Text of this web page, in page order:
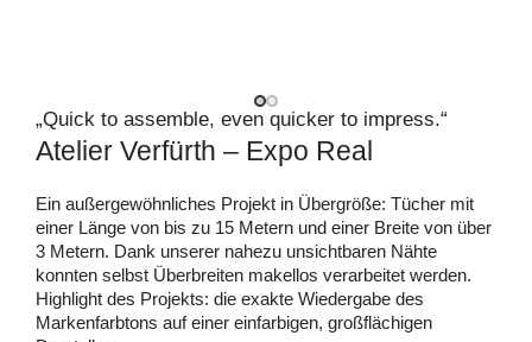
„Quick to assemble, even quicker to impress.“
Atelier Verfürth – Expo Real
Ein außergewöhnliches Projekt in Übergröße: Tücher mit
einer Länge von bis zu 15 Metern und einer Breite von über
3 Metern. Dank unserer nahezu unsichtbaren Nähte
konnten selbst Überbreiten makellos verarbeitet werden.
Highlight des Projekts: die exakte Wiedergabe des
Markenfarbtons auf einer einfarbigen, großflächigen